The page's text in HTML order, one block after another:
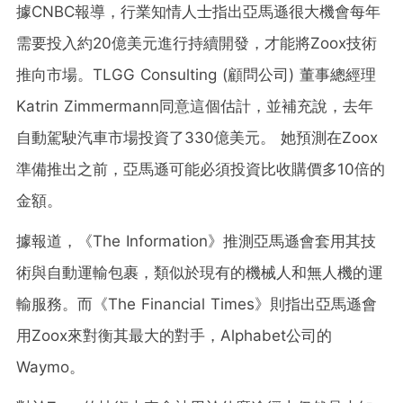
據CNBC報導，行業知情人士指出亞馬遜很大機會每年
需要投入約20億美元進行持續開發，才能將Zoox技術
推向市場。TLGG Consulting (顧問公司) 董事總經理
Katrin Zimmermann同意這個估計，並補充說，去年
自動駕駛汽車市場投資了330億美元。 她預測在Zoox
準備推出之前，亞馬遜可能必須投資比收購價多10倍的
金額。
據報道，《The Information》推測亞馬遜會套用其技
術與自動運輸包裹，類似於現有的機械人和無人機的運
輸服務。而《The Financial Times》則指出亞馬遜會
用Zoox來對衡其最大的對手，Alphabet公司的
Waymo。